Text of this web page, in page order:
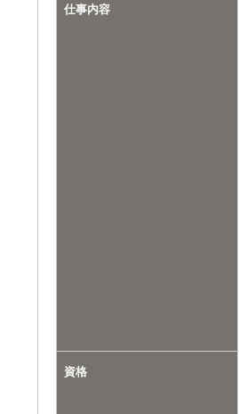
仕事内容
資格